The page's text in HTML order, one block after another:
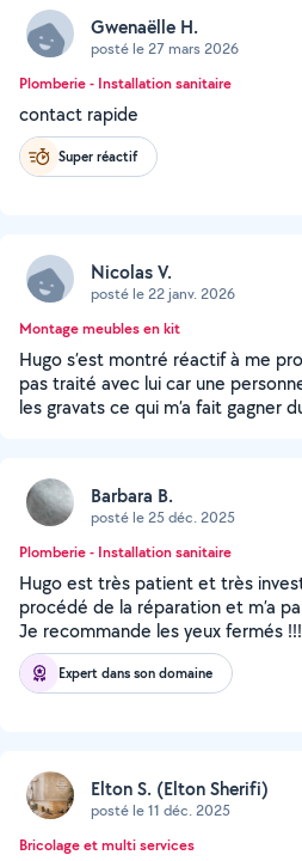
Gwenaëlle H.
posté le 27 mars 2026
Plomberie - Installation sanitaire
contact rapide
Super réactif
Nicolas V.
posté le 22 janv. 2026
Montage meubles en kit
Hugo s’est montré réactif à me
pas traité avec lui car une
les gravats ce qui m’a fait gagner
Barbara B.
posté le 25 déc. 2025
Plomberie - Installation sanitaire
Hugo est très patient et très
procédé de la réparation et m’a
Je recommande les yeux fermés
Expert dans son domaine
Elton S. (Elton Sherifi)
posté le 11 déc. 2025
Bricolage et multi services